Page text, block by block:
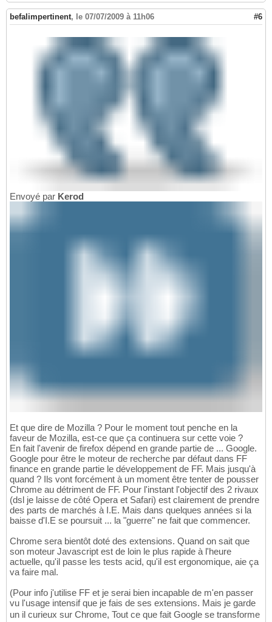
befalimpertinent, le 07/07/2009 à 11h06 #6
Envoyé par Kerod
Et que dire de Mozilla ? Pour le moment tout penche en la
faveur de Mozilla, est-ce que ça continuera sur cette voie ?
En fait l'avenir de firefox dépend en grande partie de ... Google.
Google pour être le moteur de recherche par défaut dans FF
finance en grande partie le développement de FF. Mais jusqu'à
quand ? Ils vont forcément à un moment être tenter de pousser
Chrome au détriment de FF. Pour l'instant l'objectif des 2 rivaux
(dsl je laisse de côté Opera et Safari) est clairement de prendre
des parts de marchés à I.E. Mais dans quelques années si la
baisse d'I.E se poursuit ... la "guerre" ne fait que commencer.
Chrome sera bientôt doté des extensions. Quand on sait que
son moteur Javascript est de loin le plus rapide à l'heure
actuelle, qu'il passe les tests acid, qu'il est ergonomique, aie ça
va faire mal.
(Pour info j'utilise FF et je serai bien incapable de m'en passer
vu l'usage intensif que je fais de ses extensions. Mais je garde
un il curieux sur Chrome, Tout ce que fait Google se transforme